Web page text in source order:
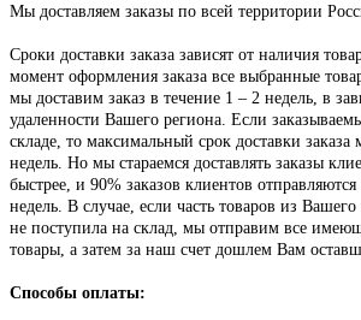
Мы доставляем заказы по всей территории
Сроки доставки заказа зависят от наличия
момент оформления заказа все выбранные
мы доставим заказ в течение 1 – 2 недель, в
удаленности Вашего региона. Если
складе, то максимальный срок доставки заказа
недель. Но мы стараемся доставлять заказы
быстрее, и 90% заказов клиентов
недель. В случае, если часть товаров из Вашего
не поступила на склад, мы отправим все
товары, а затем за наш счет дошлем Вам
Способы оплаты: